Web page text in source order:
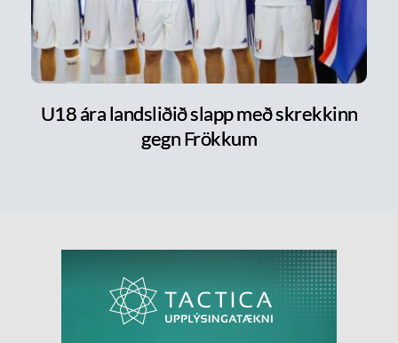
U18 ára landsliðið slapp með skrekkinn
gegn Frökkum